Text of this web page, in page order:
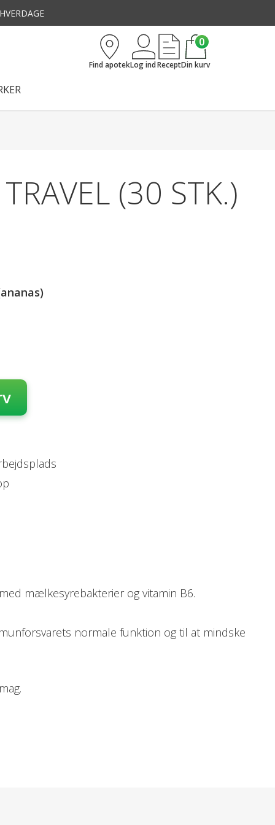
Find apotekLog indRecept
0
Din kurv
(30 STK.)
mælkesyrebakterier og vitamin B6.
normale funktion og til at mindske